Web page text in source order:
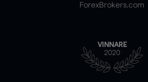
ForexBrokers.com
VINNARE
2020